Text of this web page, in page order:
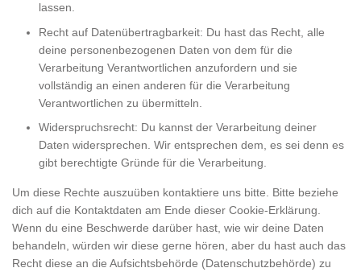
lassen.
Recht auf Datenübertragbarkeit: Du hast das Recht, alle
deine personenbezogenen Daten von dem für die
Verarbeitung Verantwortlichen anzufordern und sie
vollständig an einen anderen für die Verarbeitung
Verantwortlichen zu übermitteln.
Widerspruchsrecht: Du kannst der Verarbeitung deiner
Daten widersprechen. Wir entsprechen dem, es sei denn es
gibt berechtigte Gründe für die Verarbeitung.
Um diese Rechte auszuüben kontaktiere uns bitte. Bitte beziehe
dich auf die Kontaktdaten am Ende dieser Cookie-Erklärung.
Wenn du eine Beschwerde darüber hast, wie wir deine Daten
behandeln, würden wir diese gerne hören, aber du hast auch das
Recht diese an die Aufsichtsbehörde (Datenschutzbehörde) zu